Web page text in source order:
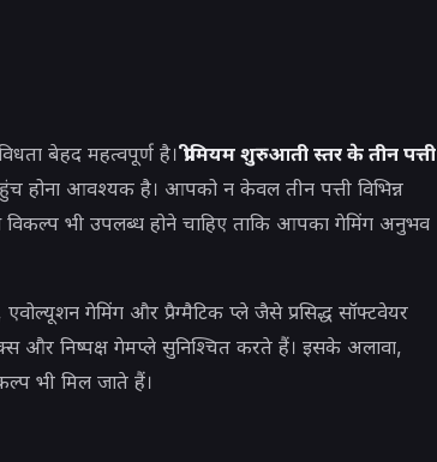
बेहद महत्वपूर्ण है।प्रीमियम शुरुआती स्तर के तीन पत्ती
होना आवश्यक है। आपको न केवल तीन पत्ती विभिन्न
भी उपलब्ध होने चाहिए ताकि आपका गेमिंग अनुभव
गेमिंग और प्रैग्मैटिक प्ले जैसे प्रसिद्ध सॉफ्टवेयर
और निष्पक्ष गेमप्ले सुनिश्चित करते हैं। इसके अलावा,
भी मिल जाते हैं।